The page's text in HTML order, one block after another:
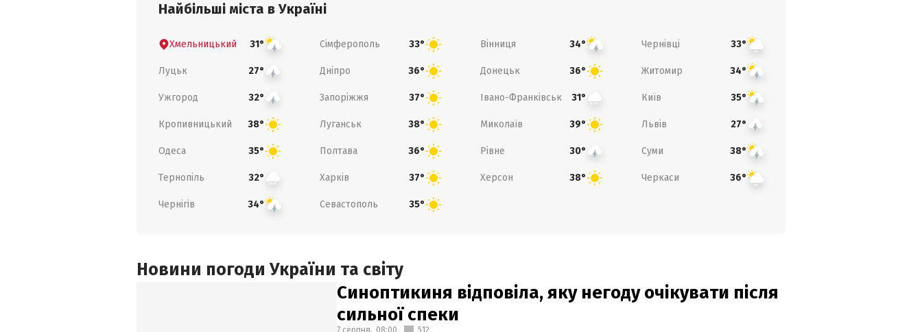
Найбільші міста в Україні
Хмельницький 31° Сімферополь 33° Вінниця 34° Чернівці 33°
Луцьк 27° Дніпро 36° Донецьк 36° Житомир 34°
Ужгород 32° Запоріжжя 37° Івано-Франківськ 31° Київ 35°
Кропивницький 38° Луганськ 38° Миколаїв 39° Львів 27°
Одеса 35° Полтава 36° Рівне 30° Суми 38°
Тернопіль 32° Харків 37° Херсон 38° Черкаси 36°
Чернігів 34° Севастополь 35°
Новини погоди України та світу
Синоптикиня відповіла, яку негоду очікувати після
сильної спеки
7 серпня, 08:00 512